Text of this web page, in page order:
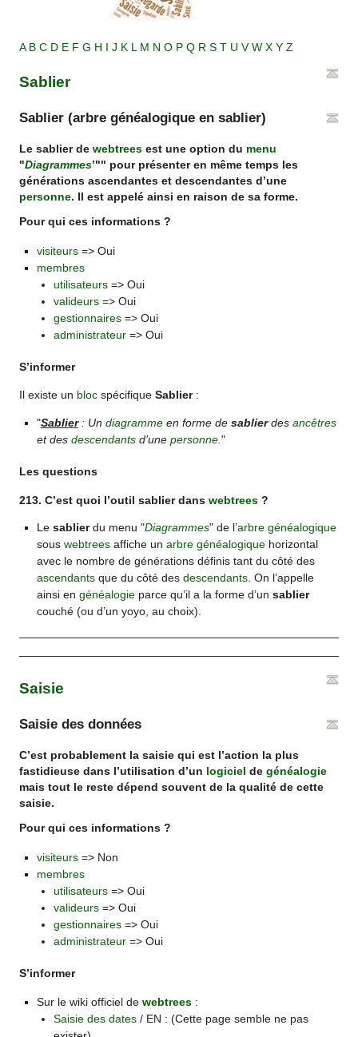
A B C D E F G H J K L M N O P Q R S T U V W X Y Z
Sablier
Sablier (arbre généalogique en sablier)
Le sablier dewebtrees est une option du menu
"Diagrammes’"" pour présenter en même temps les
générations ascendantes et descendantes d’une
personne. Il est appelé ainsi en raison de sa forme.
Pour qui ces informations ?
visiteurs=> Oui
membres
utilisateurs => Oui
valideurs => Oui
gestionnaires => Oui
administrateur => Oui
S’informer
Il existe un bloc spécifiqueSablier:
"Sablier: Un diagrammeen forme de sablierdes ancêtres
et des descendantsd’une personne. "
Les questions
213. C’est quoi l’outil sablier danswebtrees ?
Le sablierdu menu "Diagrammes" de l’arbre généalogique
sous webtreesaffiche un arbre généalogiquehorizontal
avec le nombre de générations définis tant du côté des
ascendantsque du côté des descendants. On l’appelle
ainsi en généalogieparce qu’il a la forme d’un sablier
couché (ou d’un yoyo, au choix).
Saisie
Saisie des données
C’est probablement la saisie qui est l’action la plus
fastidieuse dans l’utilisation d’un logiciel degénéalogie
mais tout le reste dépend souvent de la qualité de cette
saisie.
Pour qui ces informations ?
visiteurs=> Non
membres
utilisateurs => Oui
valideurs => Oui
gestionnaires => Oui
administrateur => Oui
S’informer
Sur le wiki officiel de webtrees:
Saisie des dates / EN : (Cette page semble ne pas